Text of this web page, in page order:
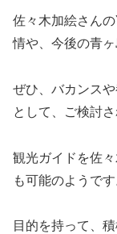
佐々木加絵さん
情や、今後の青
ぜひ、バカンス
として、ご検討
観光ガイドを佐
も可能のようです
目的を持って、